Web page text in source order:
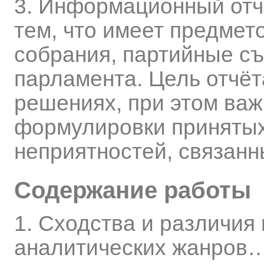
3. Информационный
тем, что имеет
собрания, партийные
парламента. Цель
решениях, при этом
формулировки
неприятностей,
Содержание работы
1. Сходства и
аналитических